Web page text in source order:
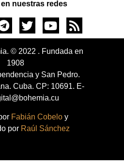
nuestras redes
© 2022 . Fundada en
1908
y San Pedro.
Cuba. CP: 10691. E-
Fabián Cobelo y
por Raúl Sánchez